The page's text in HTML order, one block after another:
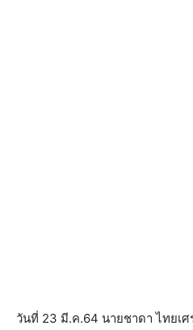
วันที่ 23 มี.ค.64 นายชาดา ไทยเ